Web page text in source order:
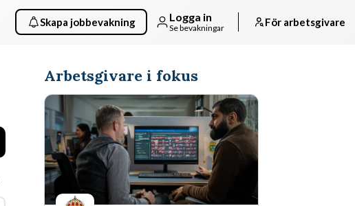
Skapa jobbevakning Logga in
Se bevakningar För arbetsgivare
Arbetsgivare i fokus